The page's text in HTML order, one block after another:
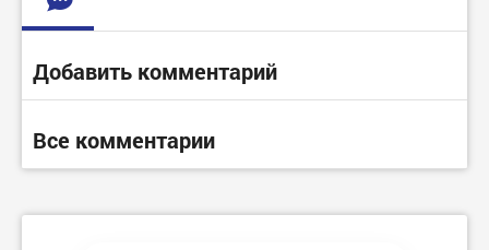
Добавить комментарий
Все комментарии